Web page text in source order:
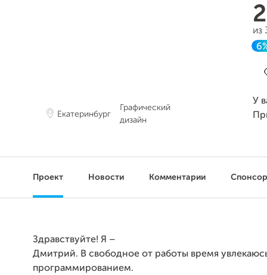
Екатеринбург
Графический
дизайн
из
У
Проект Новости Комментарии
Здравствуйте! Я –
Дмитрий. В свободное от работы время
программированием.